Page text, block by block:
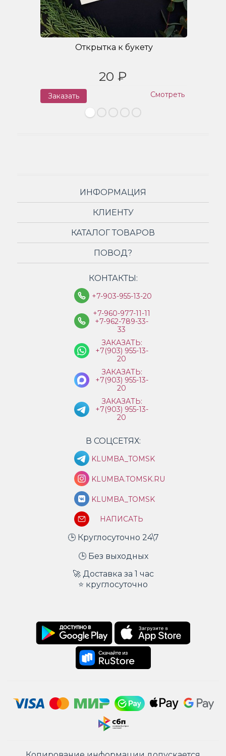
Открытка к букету
20 ₽
Заказать Смотреть
ИНФОРМАЦИЯ
КЛИЕНТУ
КАТАЛОГ ТОВАРОВ
ПОВОД?
КОНТАКТЫ:
+7-903-955-13-20
+7-960-977-11-11
+7-962-789-33-
33
ЗАКАЗАТЬ:
+7(903) 955-13-
20
ЗАКАЗАТЬ:
+7(903) 955-13-
20
ЗАКАЗАТЬ:
+7(903) 955-13-
20
В СОЦСЕТЯХ:
KLUMBA_TOMSK
KLUMBA.TOMSK.RU
KLUMBA_TOMSK
НАПИСАТЬ
🕒 Круглосуточно 24\7
🕒 Без выходных
🚀 Доставка за 1 час
⭐ круглосуточно